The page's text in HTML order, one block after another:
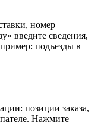
номер
введите сведения,
подъезды в
позиции заказа,
Нажмите